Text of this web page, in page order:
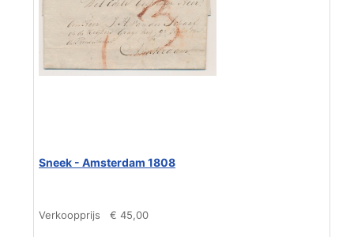
Sneek - Amsterdam 1808
Verkoopprijs € 45,00